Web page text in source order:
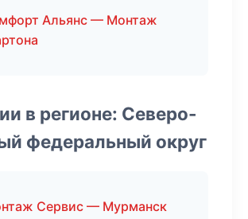
Альянс — Монтаж
в регионе: Северо-
федеральный округ
Сервис — Мурманск